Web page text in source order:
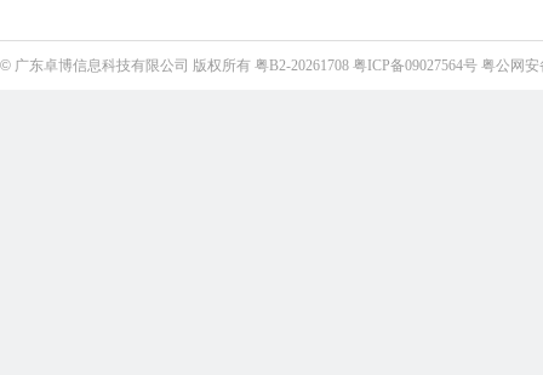
© 广东卓博信息科技有限公司 版权所有 粤B2-20261708 粤ICP备09027564号 粤公网安